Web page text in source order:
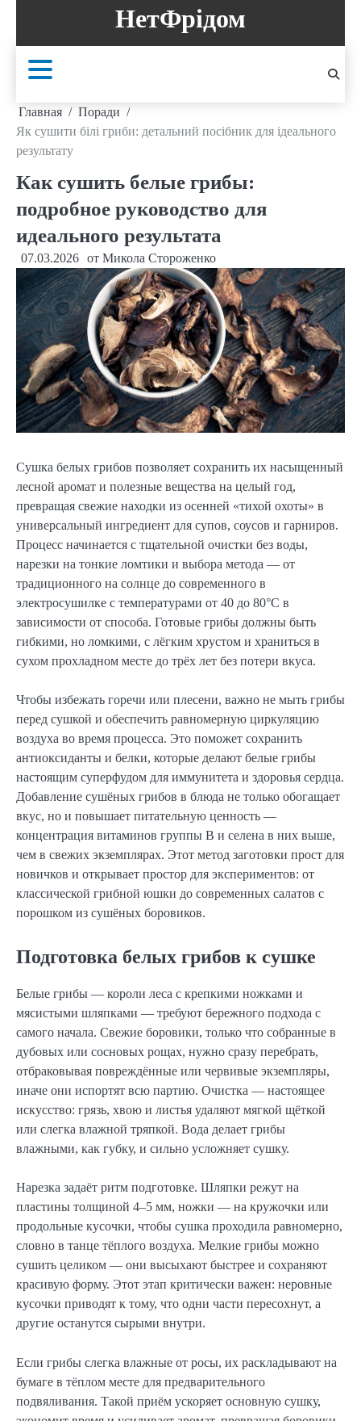
содержанию
НетФрідом
Главная
Поради
Як сушити білі гриби: детальний посібник для ідеального
результату
Как сушить белые грибы:
подробное руководство для
идеального результата
07.03.2026 от Микола Стороженко
Сушка белых грибов позволяет сохранить их насыщенный
лесной аромат и полезные вещества на целый год,
превращая свежие находки из осенней «тихой охоты» в
универсальный ингредиент для супов, соусов и гарниров.
Процесс начинается с тщательной очистки без воды,
нарезки на тонкие ломтики и выбора метода — от
традиционного на солнце до современного в
электросушилке с температурами от 40 до 80°C в
зависимости от способа. Готовые грибы должны быть
гибкими, но ломкими, с лёгким хрустом и храниться в
сухом прохладном месте до трёх лет без потери вкуса.
Чтобы избежать горечи или плесени, важно не мыть грибы
перед сушкой и обеспечить равномерную циркуляцию
воздуха во время процесса. Это поможет сохранить
антиоксиданты и белки, которые делают белые грибы
настоящим суперфудом для иммунитета и здоровья сердца.
Добавление сушёных грибов в блюда не только обогащает
вкус, но и повышает питательную ценность —
концентрация витаминов группы B и селена в них выше,
чем в свежих экземплярах. Этот метод заготовки прост для
новичков и открывает простор для экспериментов: от
классической грибной юшки до современных салатов с
порошком из сушёных боровиков.
Подготовка белых грибов к сушке
Белые грибы — короли леса с крепкими ножками и
мясистыми шляпками — требуют бережного подхода с
самого начала. Свежие боровики, только что собранные в
дубовых или сосновых рощах, нужно сразу перебрать,
отбраковывая повреждённые или червивые экземпляры,
иначе они испортят всю партию. Очистка — настоящее
искусство: грязь, хвою и листья удаляют мягкой щёткой
или слегка влажной тряпкой. Вода делает грибы
влажными, как губку, и сильно усложняет сушку.
Нарезка задаёт ритм подготовке. Шляпки режут на
пластины толщиной 4–5 мм, ножки — на кружочки или
продольные кусочки, чтобы сушка проходила равномерно,
словно в танце тёплого воздуха. Мелкие грибы можно
сушить целиком — они высыхают быстрее и сохраняют
красивую форму. Этот этап критически важен: неровные
кусочки приводят к тому, что одни части пересохнут, а
другие останутся сырыми внутри.
Если грибы слегка влажные от росы, их раскладывают на
бумаге в тёплом месте для предварительного
подвяливания. Такой приём ускоряет основную сушку,